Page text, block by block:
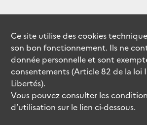
Ce site utilise descookies
son bon fonctionnement. Ils ne
donnée personnelle et sont
consentements (Article 82 de la loi
Libertés).
Vous pouvez consulter les
d’utilisation sur le lien ci-dessous.